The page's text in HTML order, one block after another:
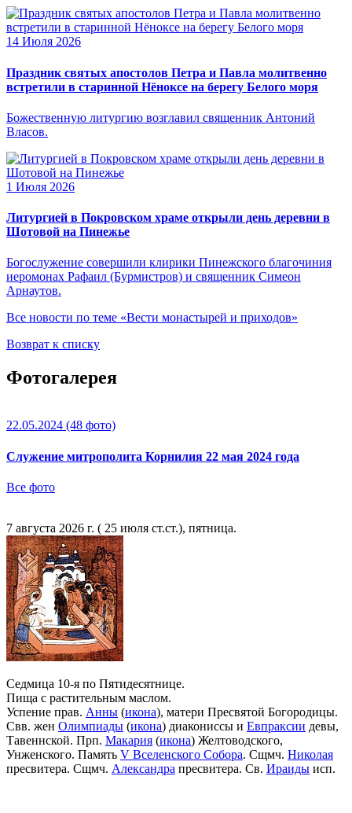
14 Июля 2026
Праздник святых апостолов Петра и Павла молитвенно
встретили в старинной Нёноксе на берегу Белого моря
Божественную литургию возглавил священник Антоний
Власов.
1 Июля 2026
Литургией в Покровском храме открыли день деревни в
Шотовой на Пинежье
Богослужение совершили клирики Пинежского благочиния
иеромонах Рафаил (Бурмистров) и священник Симеон
Арнаутов.
Все новости по теме «Вести монастырей и приходов»
Возврат к списку
Фотогалерея
22.05.2024 (48 фото)
Служение митрополита Корнилия 22 мая 2024 года
Все фото
7 августа 2026 г. ( 25 июля ст.ст.), пятница.
Седмица 10-я по Пятидесятнице.
Пища с растительным маслом.
Успение прав. Анны (икона), матери Пресвятой Богородицы.
Свв. жен Олимпиады (икона) диакониссы и Евпраксии девы,
Тавеннской. Прп. Макария (икона) Желтоводского,
Унженского. Память V Вселенского Собора. Сщмч. Николая
пресвитера. Сщмч. Александра пресвитера. Св. Ираиды исп.